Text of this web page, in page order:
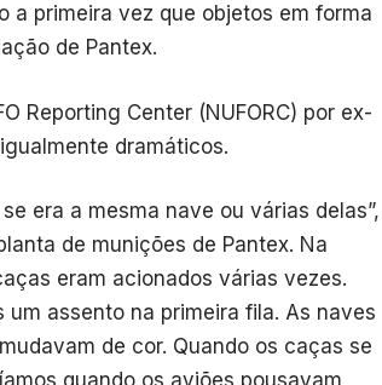
a primeira vez que objetos em forma
de Pantex.
Reporting Center (NUFORC) por ex-
dramáticos.
era a mesma nave ou várias delas”,
de munições de Pantex. Na
eram acionados várias vezes.
assento na primeira fila. As naves
de cor. Quando os caças se
quando os aviões pousavam